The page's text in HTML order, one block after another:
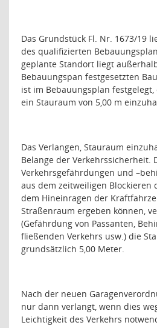
Das Grundstück Fl. Nr. 1673/19
des qualifizierten
geplante Standort liegt
Bebauungspan festgesetzten
ist im Bebauungsplan festgelegt,
ein Stauraum von 5,00 m
Das Verlangen, Stauraum
Belange der Verkehrssicherheit.
Verkehrsgefährdungen und
aus dem zeitweiligen Blockieren
dem Hineinragen der
Straßenraum ergeben können,
(Gefährdung von Passanten,
fließenden Verkehrs usw.) die
grundsätzlich 5,00 Meter.
Nach der neuen
nur dann verlangt, wenn dies
Leichtigkeit des Verkehrs